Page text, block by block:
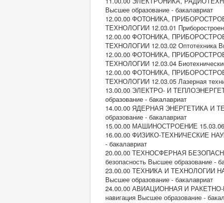
Высшее образование - бакалавриат
12.00.00 ФОТОНИКА,
ТЕХНОЛОГИИ 12.03.01
12.00.00 ФОТОНИКА,
ТЕХНОЛОГИИ 12.03.02 Оптотехника
12.00.00 ФОТОНИКА,
ТЕХНОЛОГИИ 12.03.04
12.00.00 ФОТОНИКА,
ТЕХНОЛОГИИ 12.03.05 Лазерная
13.00.00 ЭЛЕКТРО- И
образование - бакалавриат
14.00.00 ЯДЕРНАЯ ЭНЕРГЕТИКА И
образование - бакалавриат
15.00.00 МАШИНОСТРОЕНИЕ 15.03.06
16.00.00 ФИЗИКО-ТЕХНИЧЕСКИЕ
- бакалавриат
20.00.00 ТЕХНОСФЕРНАЯ
безопасность Высшее образование -
23.00.00 ТЕХНИКА И ТЕХНОЛОГИИ
Высшее образование - бакалавриат
24.00.00 АВИАЦИОННАЯ И РАКЕТНО-
навигация Высшее образование -